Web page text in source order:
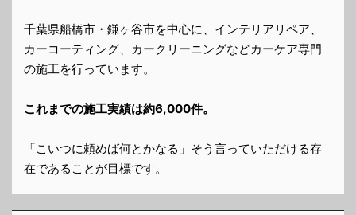
千葉県船橋市・鎌ヶ谷市を中心に、インテリアリペア、
カーコーティング、カークリーニングなどカーケア専門
の施工を行っています。
これまでの施工実績は約6,000件。
「こいつに頼めば何とかなる」そう言っていただける存
在であることが目標です。